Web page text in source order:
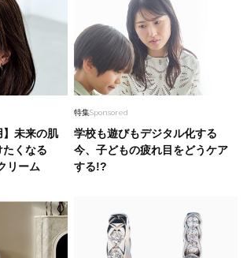
】未来の肌
くなる
リーム
特集Sponsored
学校も遊びもデジタル化する
今、子どもの疲れ目をどうケア
する!?